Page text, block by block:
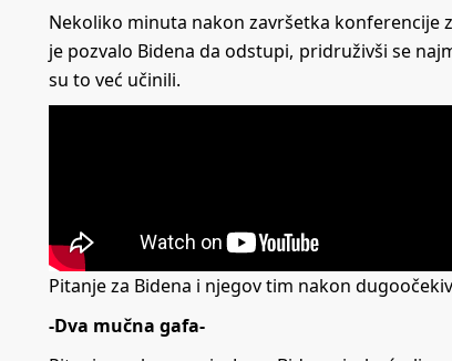
Nekoliko minuta nakon završetka konferencije
je pozvalo Bidena da odstupi, pridruživši se
su to već učinili.
Pitanje za Bidena i njegov tim nakon
-Dva mučna gafa-